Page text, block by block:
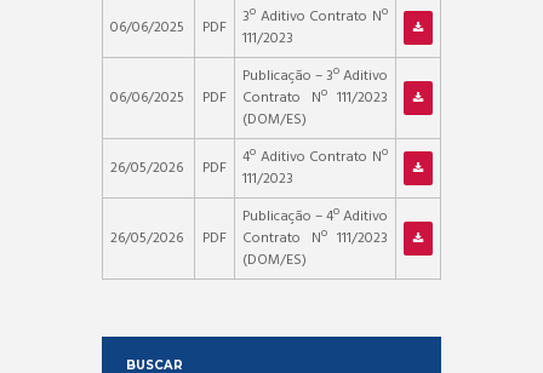
06/06/2025
PDF
3º Aditivo Contrato Nº
111/2023
06/06/2025 PDF
Publicação – 3º Aditivo
Contrato Nº 111/2023
(DOM/ES)
26/05/2026
PDF
4º Aditivo Contrato Nº
111/2023
26/05/2026 PDF
Publicação – 4º Aditivo
Contrato Nº 111/2023
(DOM/ES)
BUSCAR